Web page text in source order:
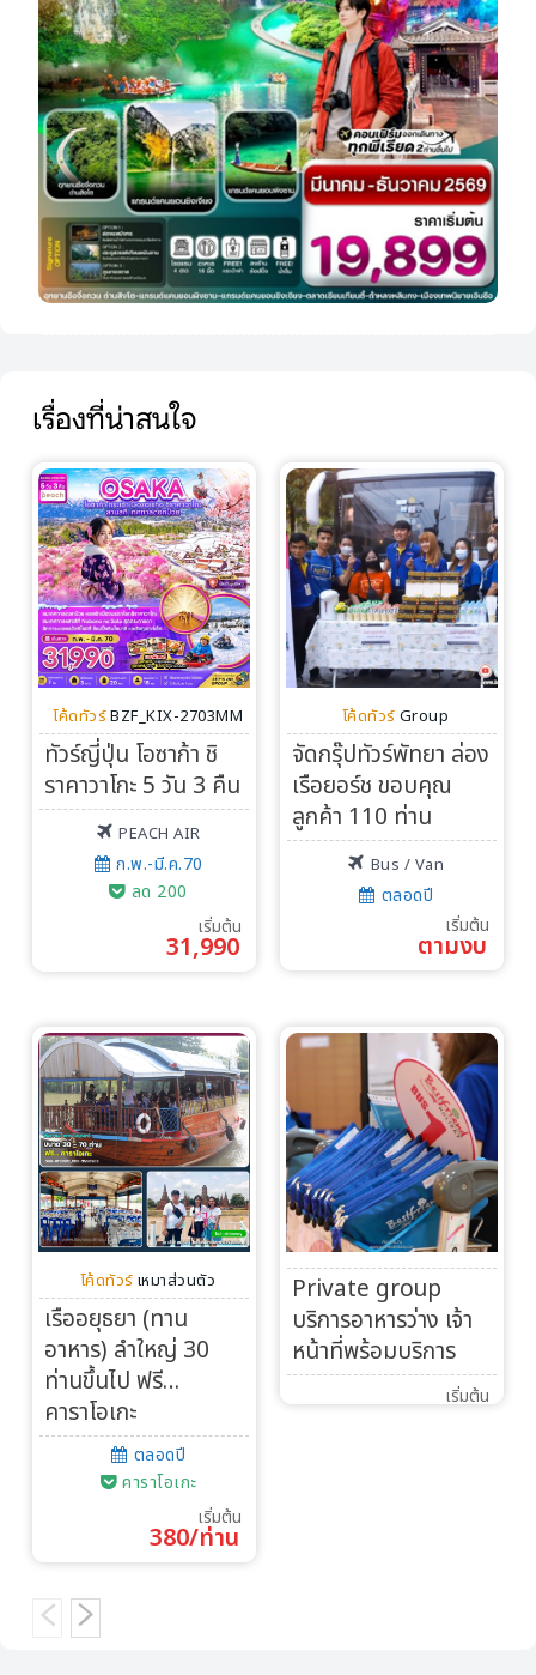
เรื่องที่น่าสนใจ
โค้ดทัวร์ BZF_KIX-2703MM
ทัวร์ญี่ปุ่น โอซาก้า ชิ
ราคาวาโกะ 5 วัน 3 คืน
PEACH AIR
ก.พ.-มี.ค.70
ลด 200
เริ่มต้น
31,990
โค้ดทัวร์ Group
จัดกรุ๊ปทัวร์พัทยา ล่อง
เรือยอร์ช ขอบคุณ
ลูกค้า 110 ท่าน
Bus / Van
ตลอดปี
เริ่มต้น
ตามงบ
โค้ดทัวร์ เหมาส่วนตัว
เรืออยุธยา (ทาน
อาหาร) ลำใหญ่ 30
ท่านขึ้นไป ฟรี…
คาราโอเกะ
ตลอดปี
คาราโอเกะ
เริ่มต้น
380/ท่าน
Private group
บริการอาหารว่าง เจ้า
หน้าที่พร้อมบริการ
เริ่มต้น